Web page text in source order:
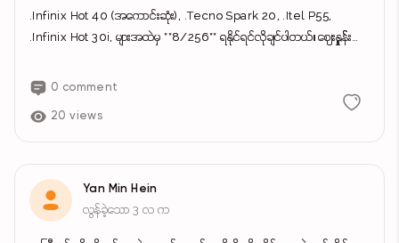
.Infinix Hot 40 (အကောင်းဆုံး), .Tecno Spark 20, .Itel P55,
.Infinix Hot 30i, များအထဲမှ **8/256** ရနိုင်ရင်လိုချင်ပါတယ်။ ဈေးနှူန််းက
ထား ဆက်သွယ်ပေးရန် မေတ္တာရပ်ခံပါသည်။ ဆက်သွယ်ရန် Viber only
0 comment
20 views
Yan Min Hein
လွန်ခဲ့သော 3 လ က